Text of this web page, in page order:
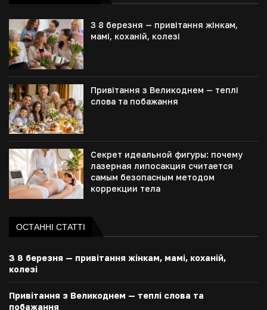
З 8 березня — привітання жінкам,
мамі, коханій, колезі
Привітання з Великоднем — теплі
слова та побажання
Секрет идеальной фигуры: почему
лазерная липосакция считается
самым безопасным методом
коррекции тела
ОСТАННІ СТАТТІ
З 8 березня — привітання жінкам, мамі, коханій,
колезі
Привітання з Великоднем — теплі слова та
побажання